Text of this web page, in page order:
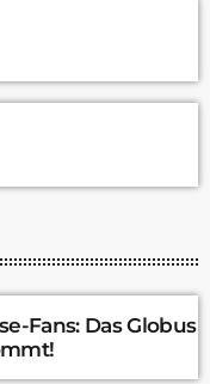
Fans: Das Globus